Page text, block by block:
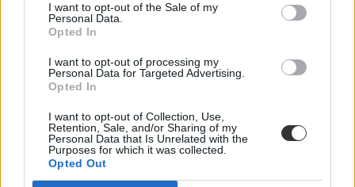
I want to opt-out of the Sale of my
Personal Data.
Opted In
I want to opt-out of processing my
Personal Data for Targeted Advertising.
Opted In
I want to opt-out of Collection, Use,
Retention, Sale, and/or Sharing of my
Personal Data that Is Unrelated with the
Purposes for which it was collected.
Opted Out
Neumann János Egyetem
Innovációs és Technológiai Minisztérium